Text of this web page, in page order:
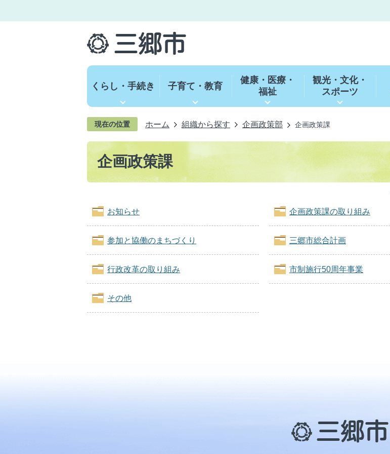
くらし・手続き 子育て・教育
健康・医療・
福祉
観光・文化・
スポーツ
現在の位置 ホーム 組織から探す 企画政策部 企画政策課
企画政策課
お知らせ 企画政策課の取り組み
参加と協働のまちづくり 三郷市総合計画
行政改革の取り組み 市制施行50周年事業
その他
三
郷